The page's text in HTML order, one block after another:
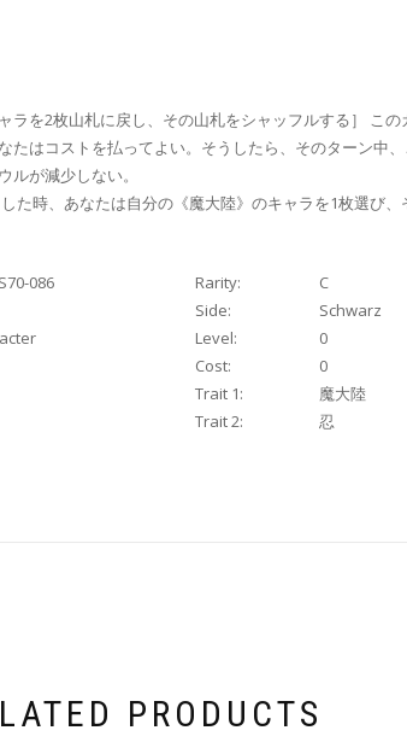
ラを2枚山札に戻し、その山札をシャッフルする］ こ
たはコストを払ってよい。そうしたら、そのターン中
ルが減少しない。
た時、あなたは自分の《魔大陸》のキャラを1枚選び、
086 Rarity:
C
Side:
Schwarz
Level:
0
Cost:
0
Trait 1:
魔大陸
Trait 2: 忍
PRODUCTS